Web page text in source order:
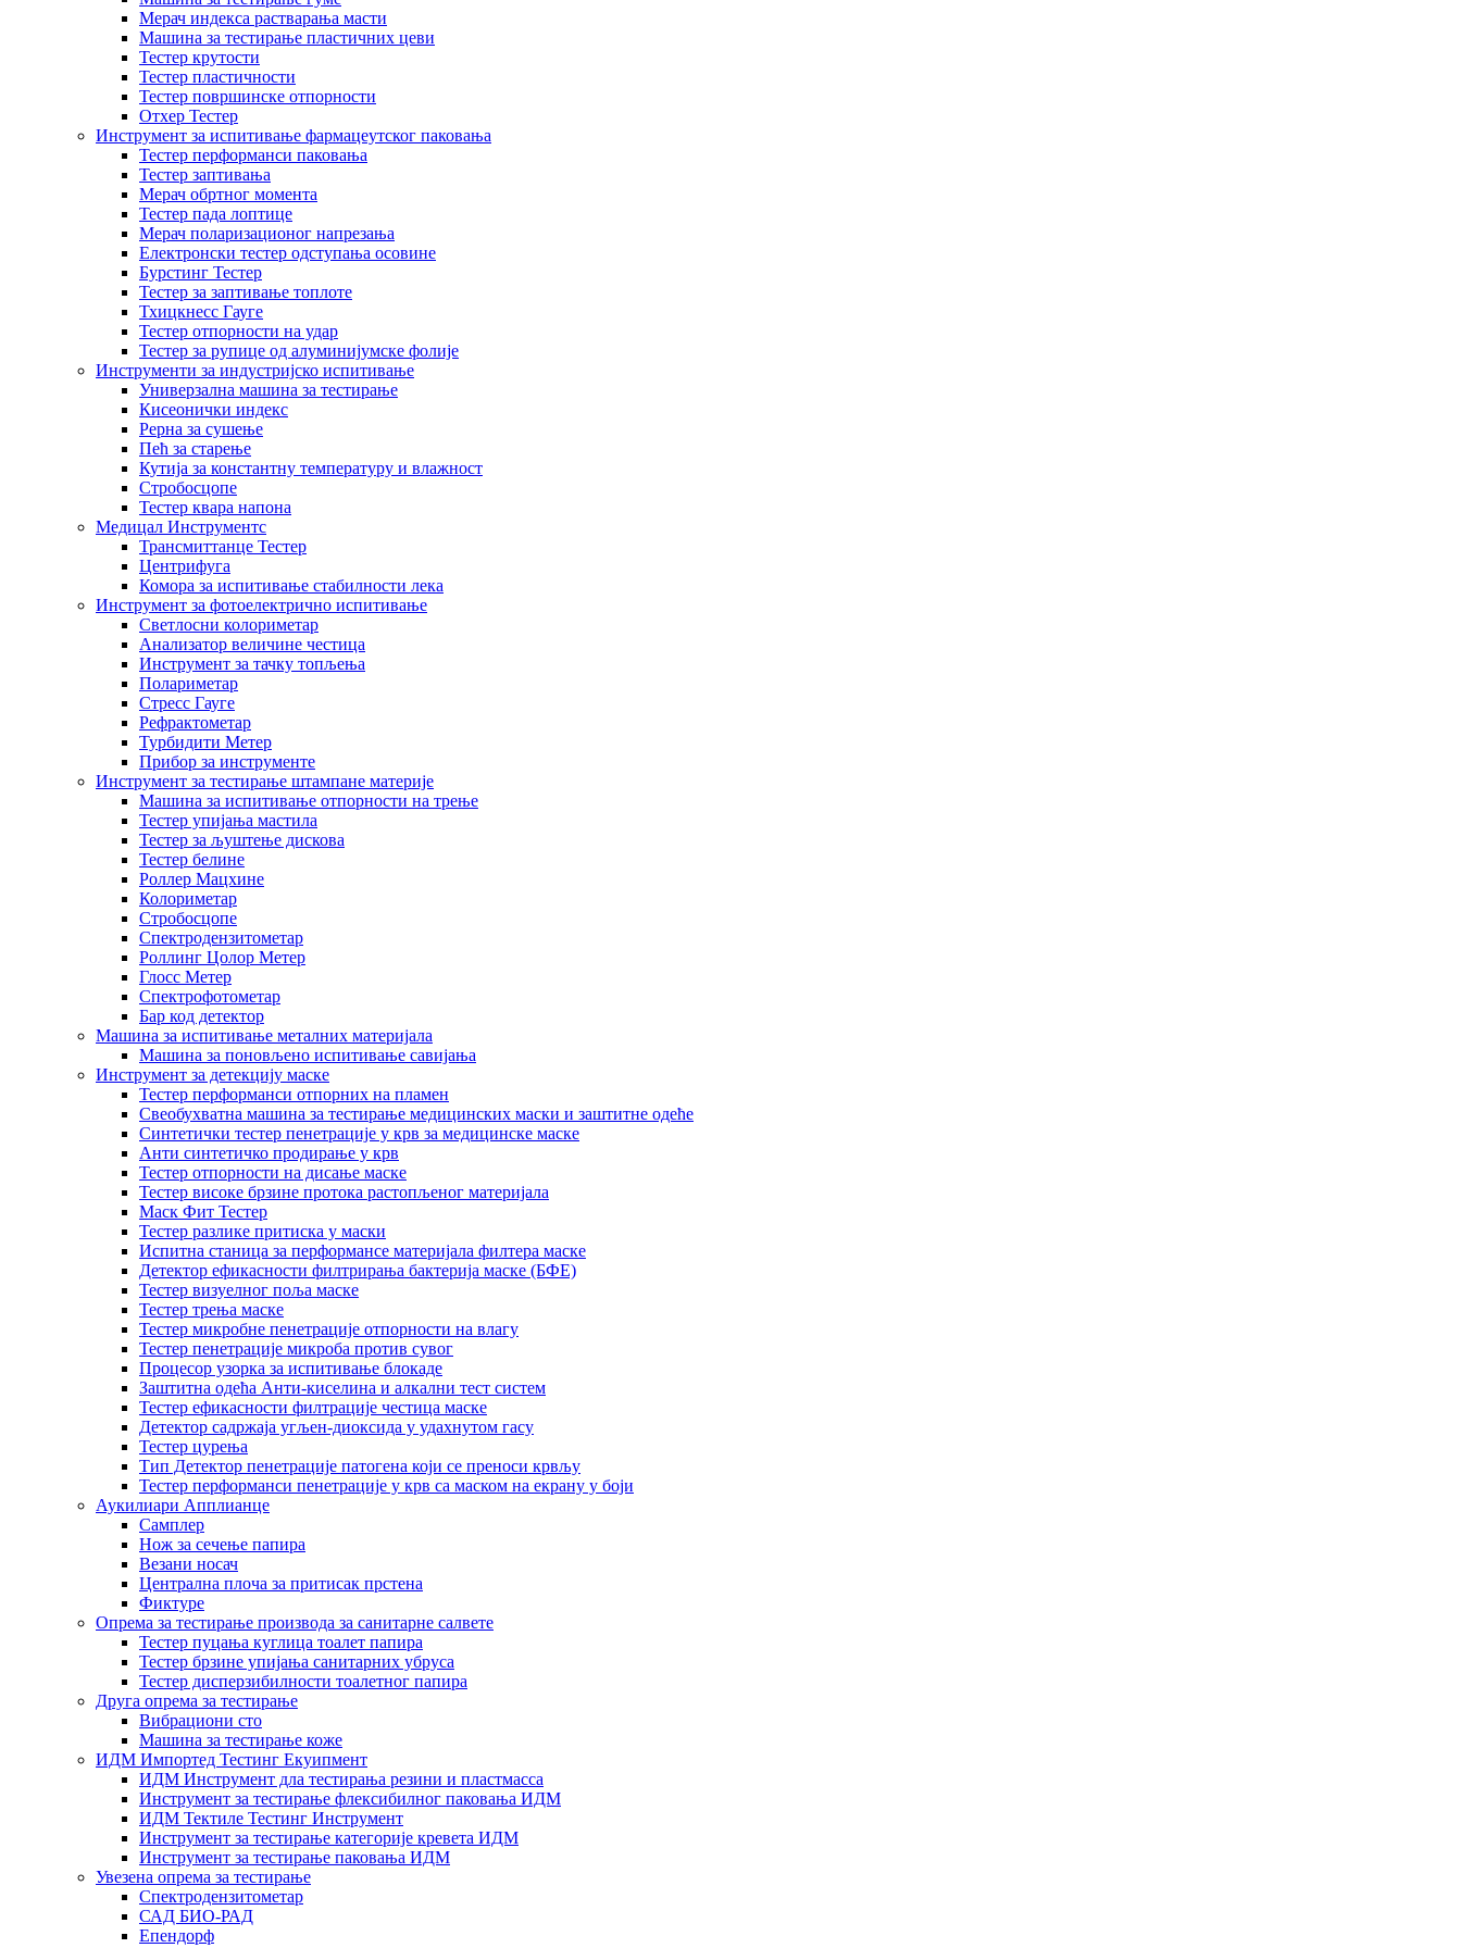
Мерач индекса растварања масти
Машина за тестирање пластичних цеви
Тестер крутости
Тестер пластичности
Тестер површинске отпорности
Отхер Тестер
Инструмент за испитивање фармацеутског паковања
Тестер перформанси паковања
Тестер заптивања
Мерач обртног момента
Тестер пада лоптице
Мерач поларизационог напрезања
Електронски тестер одступања осовине
Бурстинг Тестер
Тестер за заптивање топлоте
Тхицкнесс Гауге
Тестер отпорности на удар
Тестер за рупице од алуминијумске фолије
Инструменти за индустријско испитивање
Универзална машина за тестирање
Кисеонички индекс
Рерна за сушење
Пећ за старење
Кутија за константну температуру и влажност
Стробосцопе
Тестер квара напона
Медицал Инструментс
Трансмиттанце Тестер
Центрифуга
Комора за испитивање стабилности лека
Инструмент за фотоелектрично испитивање
Светлосни колориметар
Анализатор величине честица
Инструмент за тачку топљења
Полариметар
Стресс Гауге
Рефрактометар
Турбидити Метер
Прибор за инструменте
Инструмент за тестирање штампане материје
Машина за испитивање отпорности на трење
Тестер упијања мастила
Тестер за љуштење дискова
Тестер белине
Роллер Мацхине
Колориметар
Стробосцопе
Спектродензитометар
Роллинг Цолор Метер
Глосс Метер
Спектрофотометар
Бар код детектор
Машина за испитивање металних материјала
Машина за поновљено испитивање савијања
Инструмент за детекцију маске
Тестер перформанси отпорних на пламен
Свеобухватна машина за тестирање медицинских маски и заштитне одеће
Синтетички тестер пенетрације у крв за медицинске маске
Анти синтетичко продирање у крв
Тестер отпорности на дисање маске
Тестер високе брзине протока растопљеног материјала
Маск Фит Тестер
Тестер разлике притиска у маски
Испитна станица за перформансе материјала филтера маске
Детектор ефикасности филтрирања бактерија маске (БФЕ)
Тестер визуелног поља маске
Тестер трења маске
Тестер микробне пенетрације отпорности на влагу
Тестер пенетрације микроба против сувог
Процесор узорка за испитивање блокаде
Заштитна одећа Анти-киселина и алкални тест систем
Тестер ефикасности филтрације честица маске
Детектор садржаја угљен-диоксида у удахнутом гасу
Тестер цурења
Тип Детектор пенетрације патогена који се преноси крвљу
Тестер перформанси пенетрације у крв са маском на екрану у боји
Аукилиари Апплианце
Самплер
Нож за сечење папира
Везани носач
Централна плоча за притисак прстена
Фиктуре
Опрема за тестирање производа за санитарне салвете
Тестер пуцања куглица тоалет папира
Тестер брзине упијања санитарних убруса
Тестер дисперзибилности тоалетног папира
Друга опрема за тестирање
Вибрациони сто
Машина за тестирање коже
ИДМ Импортед Тестинг Екуипмент
ИДМ Инструмент дла тестирања резини и пластмасса
Инструмент за тестирање флексибилног паковања ИДМ
ИДМ Тектиле Тестинг Инструмент
Инструмент за тестирање категорије кревета ИДМ
Инструмент за тестирање паковања ИДМ
Увезена опрема за тестирање
Спектродензитометар
САД БИО-РАД
Епендорф